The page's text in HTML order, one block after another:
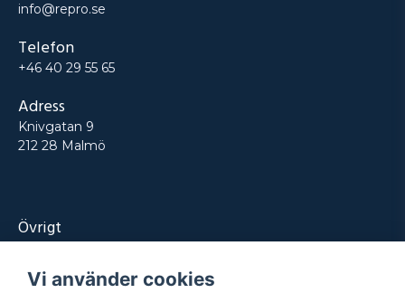
info@repro.se
Telefon
+46 40 29 55 65
Adress
Knivgatan 9
212 28 Malmö
Övrigt
Vi använder cookies